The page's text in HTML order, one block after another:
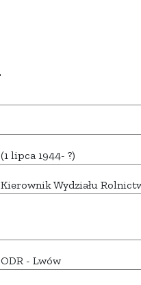
(1 lipca 1944- ?)
Kierownik Wydziału
ODR - Lwów